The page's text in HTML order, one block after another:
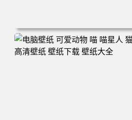
电脑壁纸 动漫 冬季 公交车 朱迪狐
160 电脑桌面 高清壁纸 壁纸下载 壁